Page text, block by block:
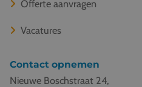
Offerte aanvragen
Vacatures
Contact opnemen
Nieuwe Boschstraat 24,